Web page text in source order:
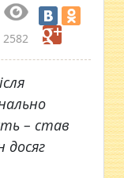
2582
– став
досяг